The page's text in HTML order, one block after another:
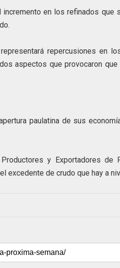
en los refinados que
repercusiones en
aspectos que provocaron que
paulatina de sus
y Exportadores de
excedente de crudo que hay a